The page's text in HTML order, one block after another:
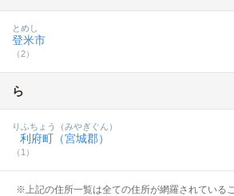
登米市
（2）
とめし
ら
利府町（宮城郡）
（1）
りふちょう（みやぎぐん）
※上記の住所一覧は全ての住所が網羅されている